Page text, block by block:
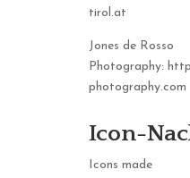
tirol.at
Jones de Rosso
Photography:
photography.com
Icon-
Icons made